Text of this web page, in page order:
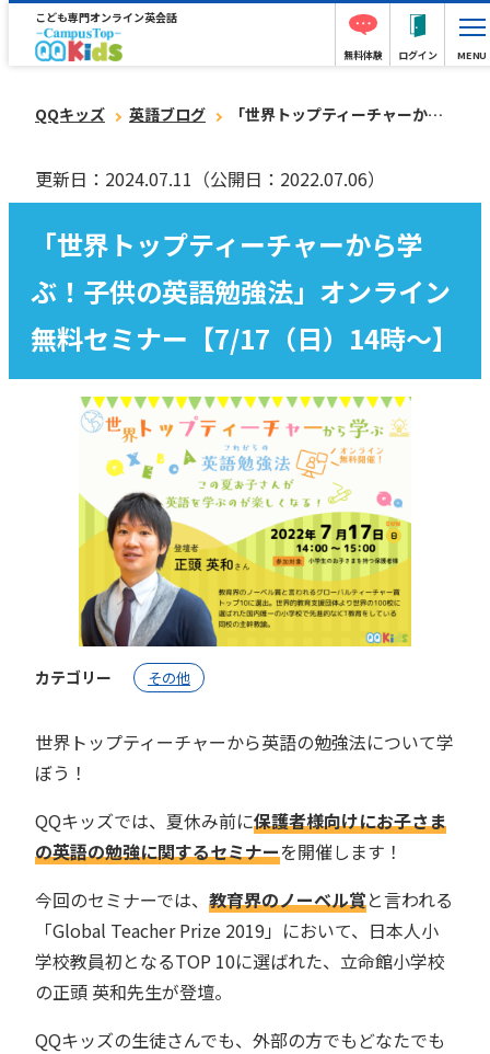
こども専門オンライン英会話
無料体験 ログイン MENU
QQキッズ 英語ブログ 「世界トップティーチャーから学ぶ！子供の英語勉強法」オンライン無料セミナー【7/17（日）14時〜】
更新日：2024.07.11 （公開日：2022.07.06）
「世界トップティーチャーから学
ぶ！子供の英語勉強法」オンライン
無料セミナー【7/17（日）14時〜】
カテゴリー その他
世界トップティーチャーから英語の勉強法について学
ぼう！
QQキッズでは、夏休み前に保護者様向けにお子さま
の英語の勉強に関するセミナーを開催します！
今回のセミナーでは、 教育界のノーベル賞と言われる
「Global Teacher Prize 2019」において、日本人小
学校教員初となるTOP 10に選ばれた、立命館小学校
の正頭 英和先生が登壇。
QQキッズの生徒さんでも、外部の方でもどなたでも